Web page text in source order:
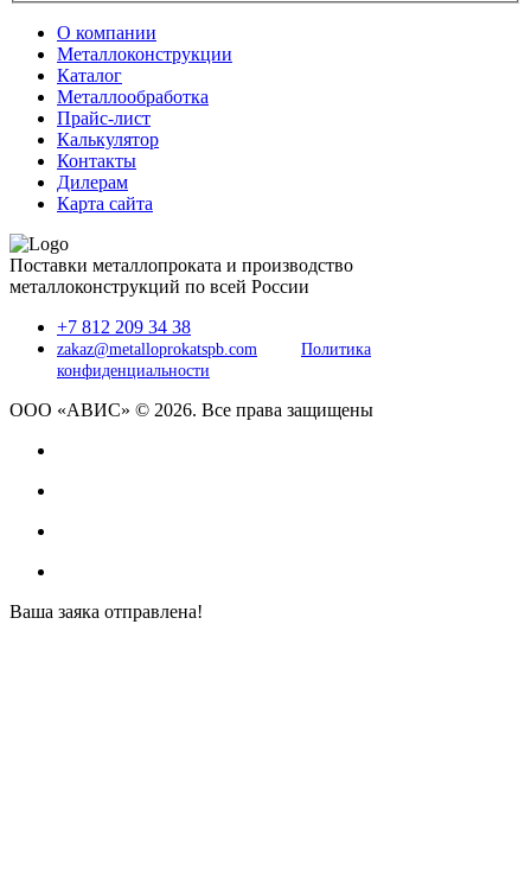
О компании
Металлоконструкции
Каталог
Металлообработка
Прайс-лист
Калькулятор
Контакты
Дилерам
Карта сайта
Поставки металлопроката и производство
металлоконструкций по всей России
+7 812 209 34 38
zakaz@metalloprokatspb.com
Политика
конфиденциальности
ООО «АВИС» © 2026. Все права защищены
Ваша заяка отправлена!